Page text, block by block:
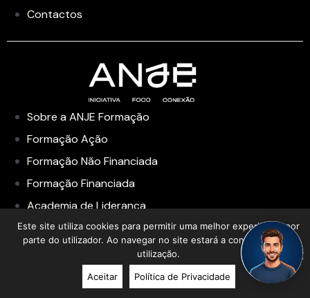
Contactos
Sobre a ANJE Formação
Formação Ação
Formação Não Financiada
Formação Financiada
Academia de Liderança
Este site utiliza cookies para permitir uma melhor experiência por
parte do utilizador. Ao navegar no site estará a consentir a sua
utilização.
Aceitar Política de Privacidade